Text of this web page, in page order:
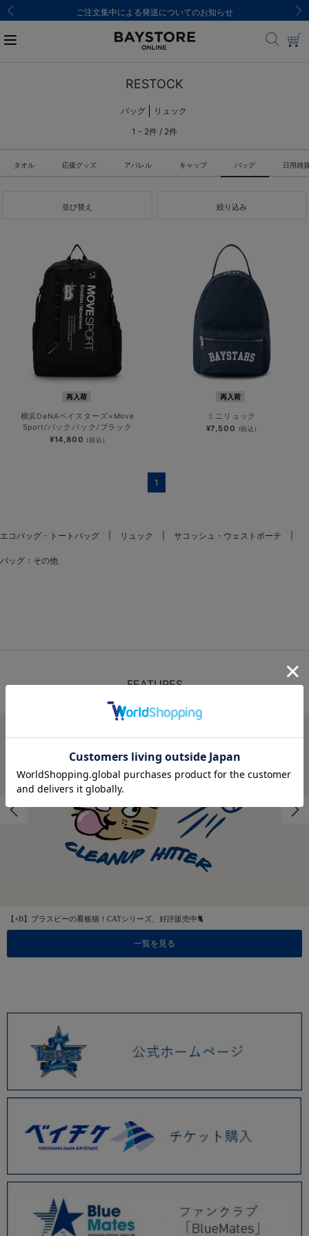
ご注文集中による発送についてのお知らせ
RESTOCK
バッグ
リュック
1 - 2件 / 2件
タオル 応援グッズ アパレル キャップ バッグ 日用雑
並び替え 絞り込み
再入荷
横浜DeNAベイスターズ×Move
Sport/バックパック/ブラック
¥14,800 (税込)
再入荷
ミニリュック
¥7,500 (税込)
1
エコバッグ・トートバッグ リュック サコッシュ・ウェストポーチ
バッグ：その他
FEATURES
【+B】プラスビーの看板猫！CATシリーズ、好評販売中🐈
一覧を見る